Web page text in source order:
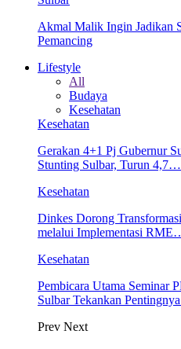
Akmal Malik Ingin Jadikan
Pemancing
Lifestyle
All
Budaya
Kesehatan
Kesehatan
Gerakan 4+1 Pj Gubernur
Stunting Sulbar, Turun 4,7…
Kesehatan
Dinkes Dorong
melalui Implementasi
Kesehatan
Pembicara Utama Seminar
Sulbar Tekankan
Prev Next